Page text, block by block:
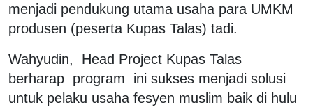
menjadi pendukung utama usaha para UMKM
produsen (peserta Kupas Talas) tadi.
Wahyudin, Head Project Kupas Talas
berharap program ini sukses menjadi solusi
untuk pelaku usaha fesyen muslim baik di hulu